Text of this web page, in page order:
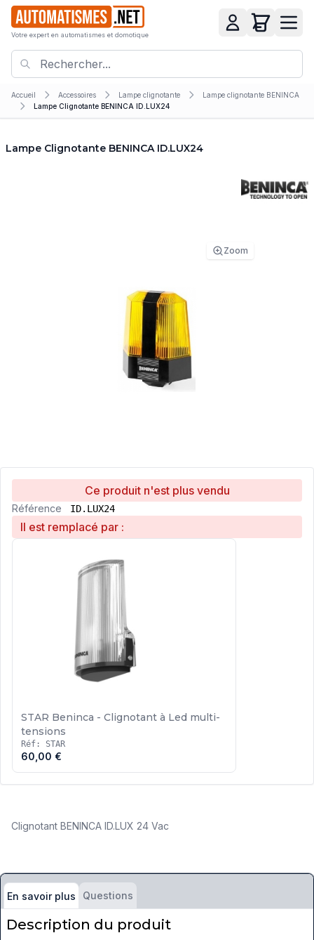
Votre expert en automatismes et domotique
Accueil Accessoires Lampe clignotante
Lampe clignotante BENINCA
Lampe Clignotante BENINCA ID.LUX24
Lampe Clignotante BENINCA ID.LUX24
Zoom
Ce produit n'est plus vendu
Référence ID.LUX24
Il est remplacé par :
STAR Beninca - Clignotant à Led multi-
tensions
Réf: STAR
60,00 €
Clignotant BENINCA ID.LUX 24 Vac
En savoir plus Questions
Description du produit